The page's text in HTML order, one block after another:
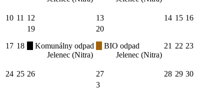
10 11 12 13 14 15 16
17 18
19
Komunálny odpad
Jelenec (Nitra)
20
BIO odpad
Jelenec (Nitra)
21 22 23
24 25 26 27 28 29 30
3